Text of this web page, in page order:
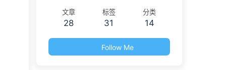
文章
28
标签
31
分类
14
Follow Me